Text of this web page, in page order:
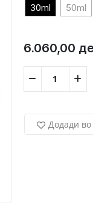
30ml
50ml
6.060,00
Додади